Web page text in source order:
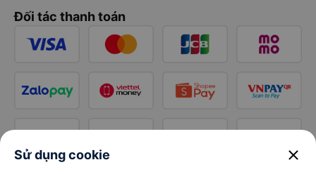
Đối tác thanh toán
Sử dụng cookie close